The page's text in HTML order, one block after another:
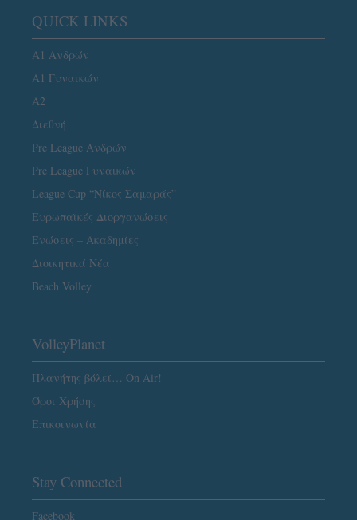
QUICK LINKS
Α1 Ανδρών
Α1 Γυναικών
A2
Διεθνή
Pre League Ανδρών
Pre League Γυναικών
League Cup “Νίκος Σαμαράς”
Ευρωπαϊκές Διοργανώσεις
Ενώσεις – Ακαδημίες
Διοικητικά Νέα
Beach Volley
VolleyPlanet
Πλανήτης βόλεϊ… On Air!
Όροι Χρήσης
Επικοινωνία
Stay Connected
Facebook